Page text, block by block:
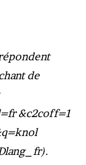
de
&c2coff=1